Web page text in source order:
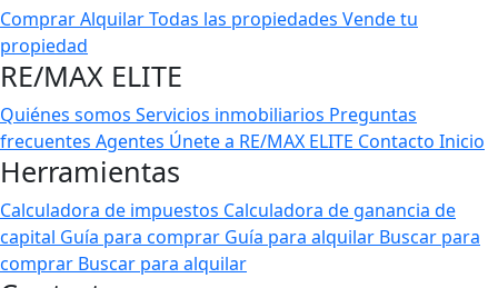
ComprarAlquilarTodas las propiedades Vende tu
propiedad
RE/MAX ELITE
Quiénes somos Servicios inmobiliarios Preguntas
frecuentes Agentes Únete a RE/MAX ELITE Contacto Inicio
Herramientas
Calculadora de impuestos Calculadora de ganancia de
capital Guía para comprar Guía para alquilar Buscar para
comprar Buscar para alquilar